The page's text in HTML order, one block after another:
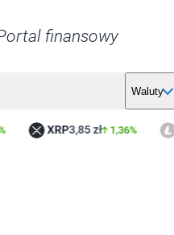
finansowy
Waluty
XRP3,85 zł 1,36%